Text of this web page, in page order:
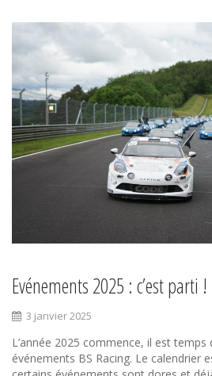
Evénements 2025 : c’est parti !
3 janvier 2025
L’année 2025 commence, il est temps
événements BS Racing. Le calendrier